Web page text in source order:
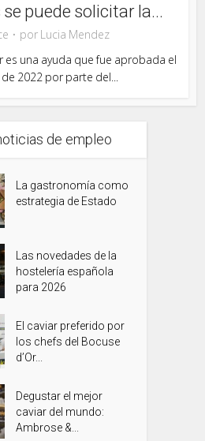
puede solicitar la...
por Lucia Mendez
es una ayuda que fue aprobada el
2022 por parte del...
de empleo
La gastronomía como
estrategia de Estado
Las novedades de la
hostelería española
para 2026
El caviar preferido por
los chefs del Bocuse
d’Or...
Degustar el mejor
caviar del mundo:
Ambrose &...